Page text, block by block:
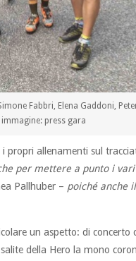
Fabbri, Elena Gaddoni,
press gara
propri allenamenti sul
per mettere a punto i
Pallhuber – poiché anche
un aspetto: di concerto
della Hero la mono